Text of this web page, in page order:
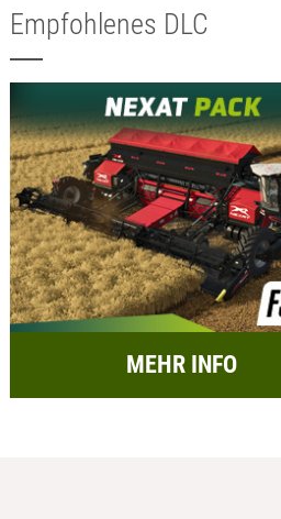
Empfohlenes DLC
MEHR INFO